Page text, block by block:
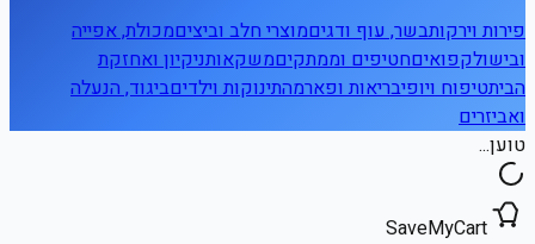
פירות וירקותבשר, עוף ודגיםמוצרי חלב וביציםמכולת, אפייה
ובישולקפואיםחטיפים וממתקיםמשקאותניקיון ואחזקת
הביתטיפוח ויופיבריאות ופארמהתינוקות וילדיםביגוד, הנעלה
ואביזרים
טוען...
SaveMyCart